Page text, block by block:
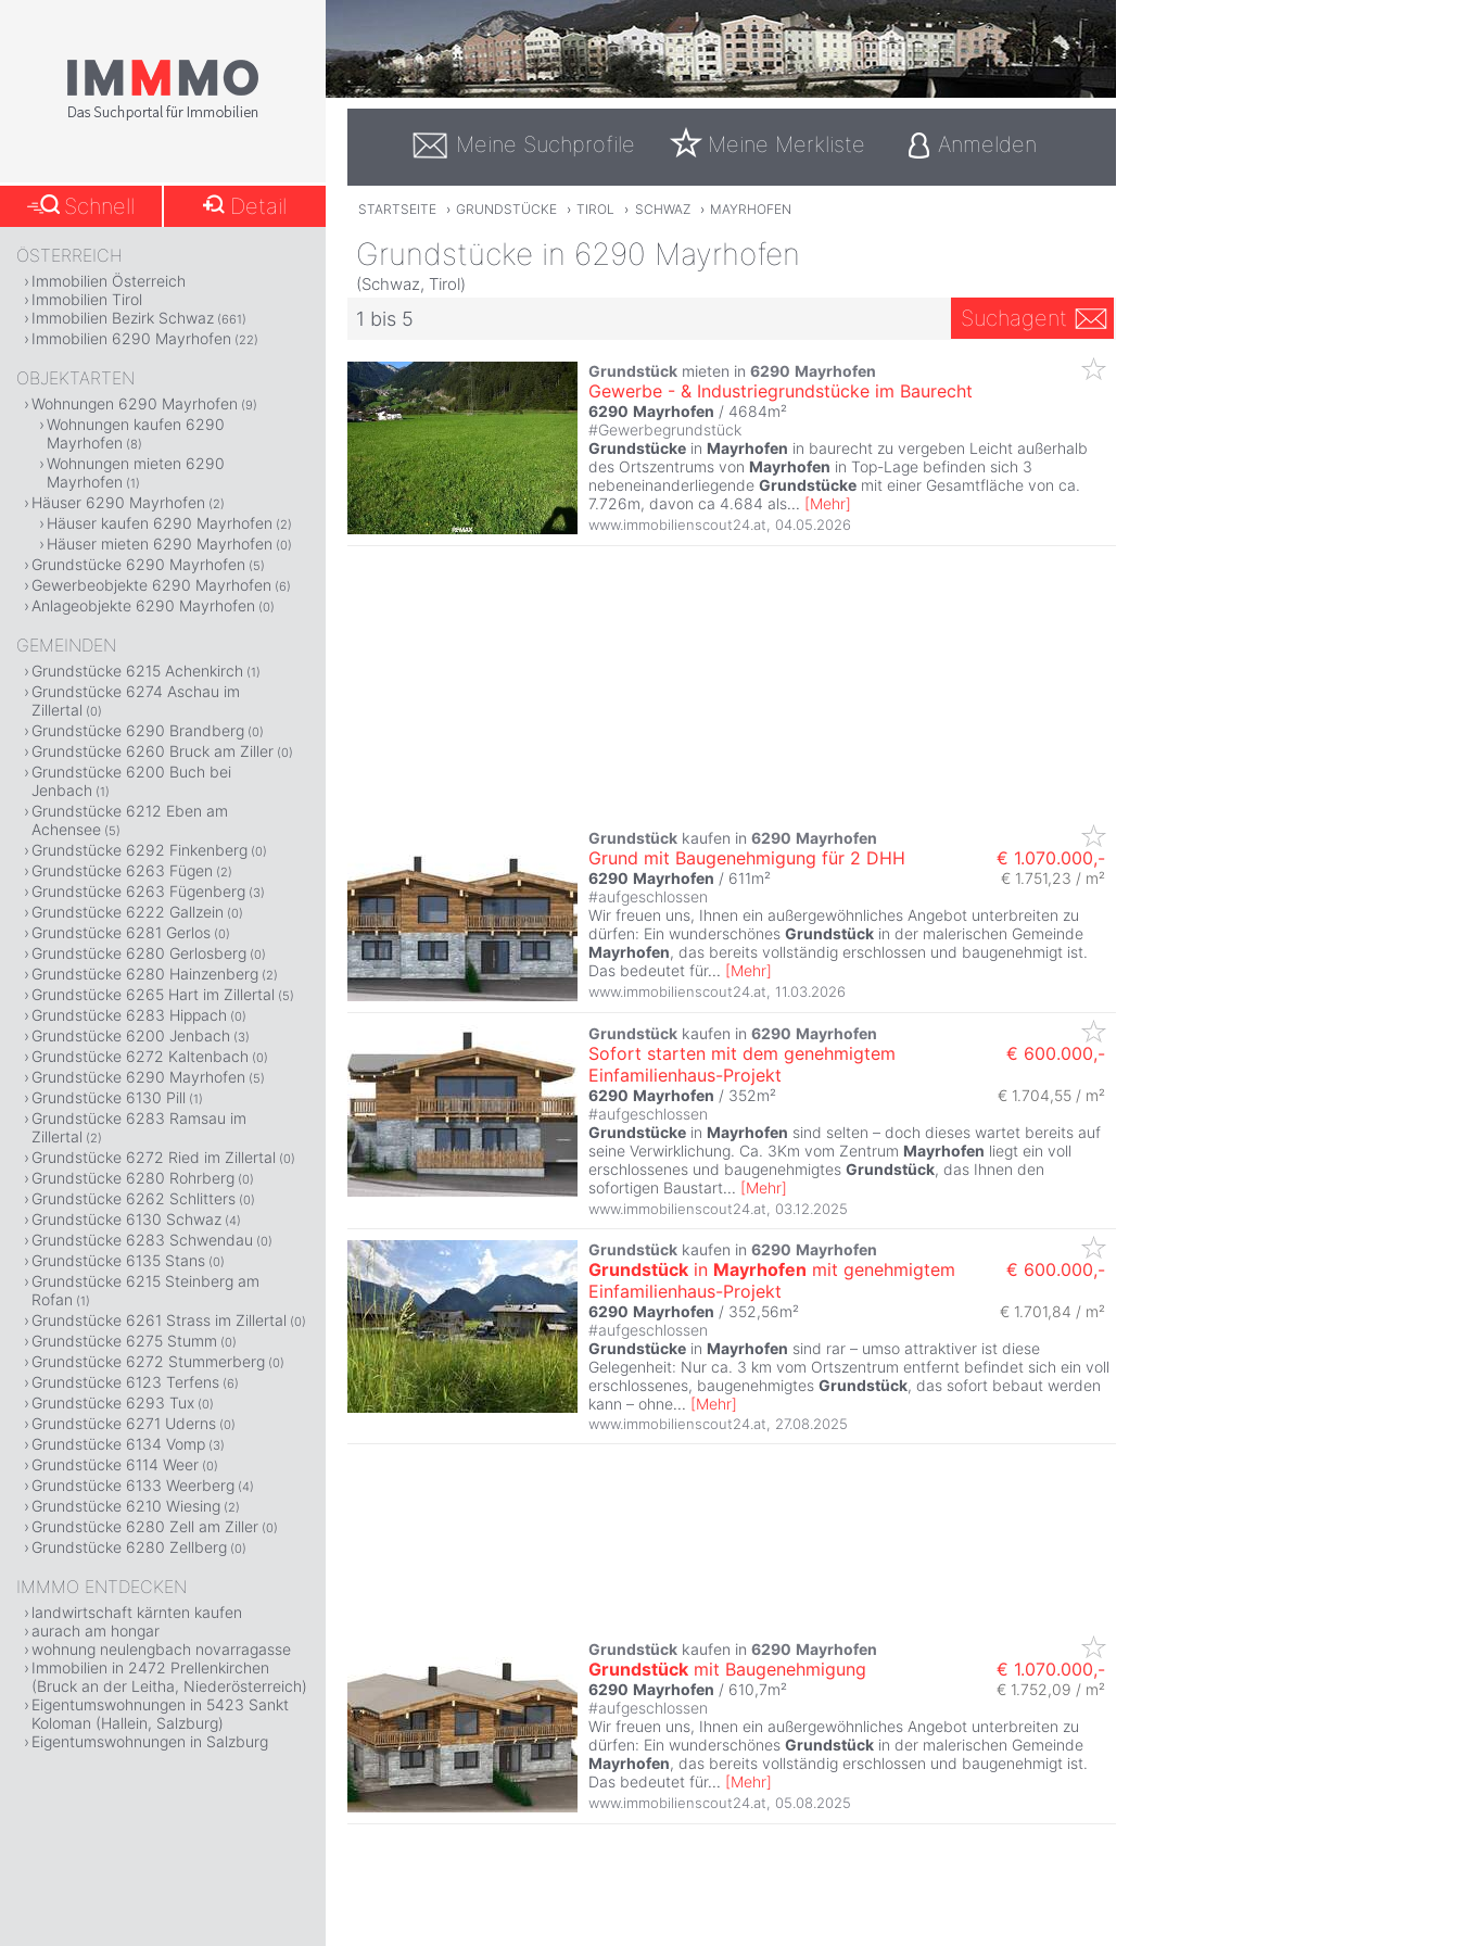
Meine Suchprofile Meine Merkliste Anmelden
STARTSEITE › GRUNDSTÜCKE › TIROL › SCHWAZ › MAYRHOFEN
Grundstücke in 6290 Mayrhofen
(Schwaz, Tirol)
1 bis 5 Suchagent
Grundstück mieten in 6290 Mayrhofen
Gewerbe - & Industriegrundstücke im Baurecht
6290 Mayrhofen / 4684m²
#Gewerbegrundstück
Grundstücke in Mayrhofen in baurecht zu vergeben Leicht außerhalb
des Ortszentrums von Mayrhofen in Top-Lage befinden sich 3
nebeneinanderliegende Grundstücke mit einer Gesamtfläche von ca.
7.726m, davon ca 4.684 als... [Mehr]
www.immobilienscout24.at 04.05.2026
Grundstück kaufen in 6290 Mayrhofen
Grund mit Baugenehmigung für 2 DHH € 1.070.000,-
6290 Mayrhofen / 611m²
€ 1.751,23 / m²
#aufgeschlossen
Wir freuen uns, Ihnen ein außergewöhnliches Angebot unterbreiten zu
dürfen: Ein wunderschönes Grundstück in der malerischen Gemeinde
Mayrhofen, das bereits vollständig erschlossen und baugenehmigt ist.
Das bedeutet für... [Mehr]
www.immobilienscout24.at 11.03.2026
Grundstück kaufen in 6290 Mayrhofen
Sofort starten mit dem genehmigtem
Einfamilienhaus-Projekt
€ 600.000,-
6290 Mayrhofen / 352m²
€ 1.704,55 / m²
#aufgeschlossen
Grundstücke in Mayrhofen sind selten – doch dieses wartet bereits auf
seine Verwirklichung. Ca. 3Km vom Zentrum Mayrhofen liegt ein voll
erschlossenes und baugenehmigtes Grundstück, das Ihnen den
sofortigen Baustart... [Mehr]
www.immobilienscout24.at 03.12.2025
Grundstück kaufen in 6290 Mayrhofen
Grundstück in Mayrhofen mit genehmigtem
Einfamilienhaus-Projekt
€ 600.000,-
6290 Mayrhofen / 352,56m²
€ 1.701,84 / m²
#aufgeschlossen
Grundstücke in Mayrhofen sind rar – umso attraktiver ist diese
Gelegenheit: Nur ca. 3 km vom Ortszentrum entfernt befindet sich ein voll
erschlossenes, baugenehmigtes Grundstück, das sofort bebaut werden
kann – ohne... [Mehr]
www.immobilienscout24.at, 27.08.2025
Grundstück kaufen in 6290 Mayrhofen
Grundstück mit Baugenehmigung € 1.070.000,-
6290 Mayrhofen / 610,7m²
€ 1.752,09 / m²
#aufgeschlossen
Wir freuen uns, Ihnen ein außergewöhnliches Angebot unterbreiten zu
dürfen: Ein wunderschönes Grundstück in der malerischen Gemeinde
Mayrhofen, das bereits vollständig erschlossen und baugenehmigt ist.
Das bedeutet für... [Mehr]
www.immobilienscout24.at 05.08.2025
Schnell Detail
ÖSTERREICH
Immobilien Österreich
Immobilien Tirol
Immobilien Bezirk Schwaz (661)
Immobilien 6290 Mayrhofen (22)
OBJEKTARTEN
Wohnungen 6290 Mayrhofen (9)
Wohnungen kaufen 6290
Mayrhofen (8)
Wohnungen mieten 6290
Mayrhofen (1)
Häuser 6290 Mayrhofen (2)
Häuser kaufen 6290 Mayrhofen (2)
Häuser mieten 6290 Mayrhofen (0)
Grundstücke 6290 Mayrhofen (5)
Gewerbeobjekte 6290 Mayrhofen (6)
Anlageobjekte 6290 Mayrhofen (0)
GEMEINDEN
Grundstücke 6215 Achenkirch (1)
Grundstücke 6274 Aschau im
Zillertal (0)
Grundstücke 6290 Brandberg (0)
Grundstücke 6260 Bruck am Ziller (0)
Grundstücke 6200 Buch bei
Jenbach (1)
Grundstücke 6212 Eben am
Achensee (5)
Grundstücke 6292 Finkenberg (0)
Grundstücke 6263 Fügen (2)
Grundstücke 6263 Fügenberg (3)
Grundstücke 6222 Gallzein (0)
Grundstücke 6281 Gerlos (0)
Grundstücke 6280 Gerlosberg (0)
Grundstücke 6280 Hainzenberg (2)
Grundstücke 6265 Hart im Zillertal (5)
Grundstücke 6283 Hippach (0)
Grundstücke 6200 Jenbach (3)
Grundstücke 6272 Kaltenbach (0)
Grundstücke 6290 Mayrhofen (5)
Grundstücke 6130 Pill (1)
Grundstücke 6283 Ramsau im
Zillertal (2)
Grundstücke 6272 Ried im Zillertal (0)
Grundstücke 6280 Rohrberg (0)
Grundstücke 6262 Schlitters (0)
Grundstücke 6130 Schwaz (4)
Grundstücke 6283 Schwendau (0)
Grundstücke 6135 Stans (0)
Grundstücke 6215 Steinberg am
Rofan (1)
Grundstücke 6261 Strass im Zillertal (0)
Grundstücke 6275 Stumm (0)
Grundstücke 6272 Stummerberg (0)
Grundstücke 6123 Terfens (6)
Grundstücke 6293 Tux (0)
Grundstücke 6271 Uderns (0)
Grundstücke 6134 Vomp (3)
Grundstücke 6114 Weer (0)
Grundstücke 6133 Weerberg (4)
Grundstücke 6210 Wiesing (2)
Grundstücke 6280 Zell am Ziller (0)
Grundstücke 6280 Zellberg (0)
IMMMO ENTDECKEN
landwirtschaft kärnten kaufen
aurach am hongar
wohnung neulengbach novarragasse
Immobilien in 2472 Prellenkirchen
(Bruck an der Leitha, Niederösterreich)
Eigentumswohnungen in 5423 Sankt
Koloman (Hallein, Salzburg)
Eigentumswohnungen in Salzburg